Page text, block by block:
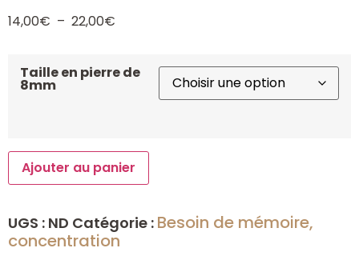
14,00€ – 22,00€
Taille en pierre de
8mm
Ajouter au panier
UGS : ND Catégorie : Besoin de mémoire,
concentration